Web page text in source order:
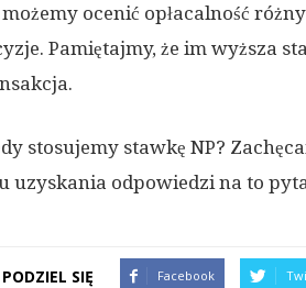
możemy ocenić opłacalność
Pamiętajmy, że im wyższa
stosujemy stawkę NP?
uzyskania odpowiedzi na to
PODZIEL SIĘ Facebook